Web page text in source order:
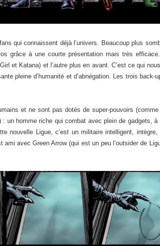
qui connaissent déjà l’univers. Beaucoup plus
grâce à une courte présentation mais très
et Katana) et l’autre plus en avant. C’est ce qui
pleine d’humanité et d’abnégation. Les trois
et ne sont pas dotés de super-pouvoirs
un homme riche qui combat avec plein de gadgets,
nouvelle Ligue, c’est un militaire intelligent,
avec Green Arrow (qui est un peu l’outsider de